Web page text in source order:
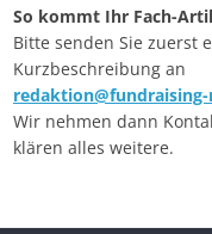
So kommt Ihr Fach-
Bitte senden Sie zuerst
Kurzbeschreibung an
Wir nehmen dann
klären alles weitere.